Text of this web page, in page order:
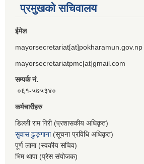
प्रमुखको सचिवालय
ईमेल
mayorsecretariat[at]pokharamun.gov.np
mayorsecretariatpmc[at]gmail.com
सम्पर्क नं.
०६१-५७५३४०
कर्मचारीहरु
डिल्ली राम गिरी (प्रशासकीय अधिकृत)
सुवास ढुङ्गाना(सूचना प्रविधि अधिकृत)
पूर्ण लामा (स्वकीय सचिव)
भिम थापा (प्रेस संयोजक)